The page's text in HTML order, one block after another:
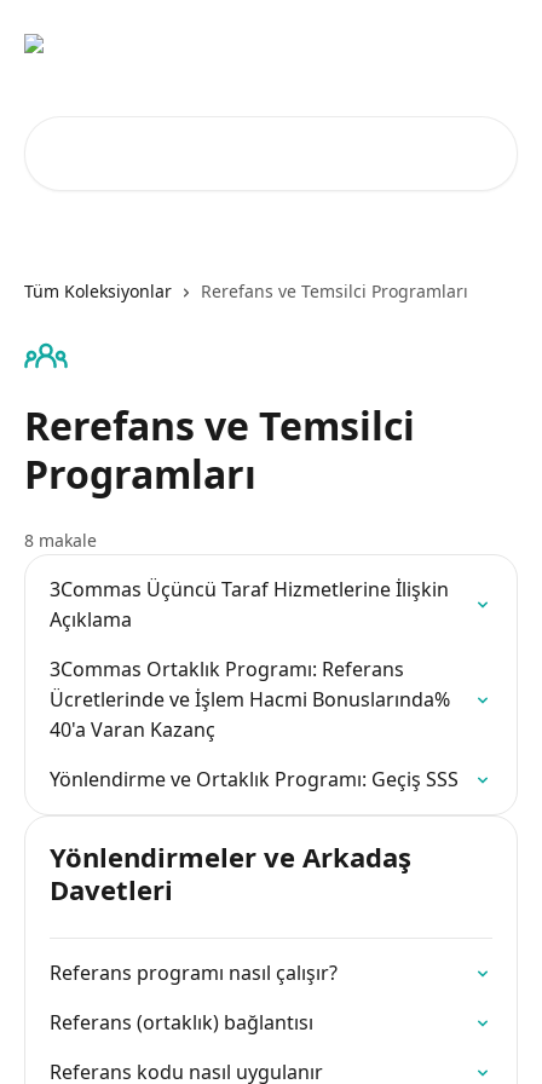
Tüm Koleksiyonlar Rerefans ve Temsilci Programları
Rerefans ve Temsilci
Programları
8 makale
3Commas Üçüncü Taraf Hizmetlerine İlişkin
Açıklama
3Commas Ortaklık Programı: Referans
Ücretlerinde ve İşlem Hacmi Bonuslarında%
40'a Varan Kazanç
Yönlendirme ve Ortaklık Programı: Geçiş SSS
Yönlendirmeler ve Arkadaş
Davetleri
Referans programı nasıl çalışır?
Referans (ortaklık) bağlantısı
Referans kodu nasıl uygulanır